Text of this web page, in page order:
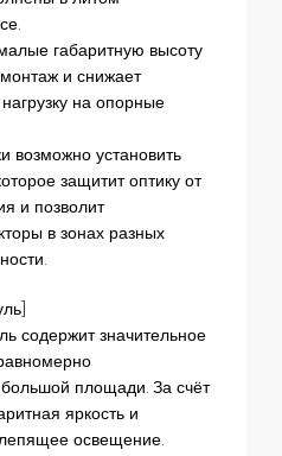
габаритную высоту
и снижает
на опорные
возможно установить
защитит оптику от
и позволит
в зонах разных
содержит значительное
площади. За счёт
яркость и
освещение.